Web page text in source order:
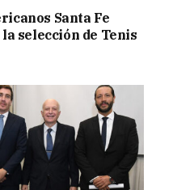
Santa Fe
selección de Tenis